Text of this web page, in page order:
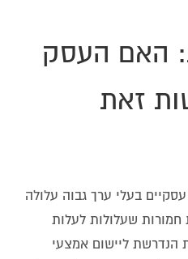
האם העסק
זאת
בעלי ערך גבוה עלולה
חמורות שעלולות לעלות
ליישום אמצעי